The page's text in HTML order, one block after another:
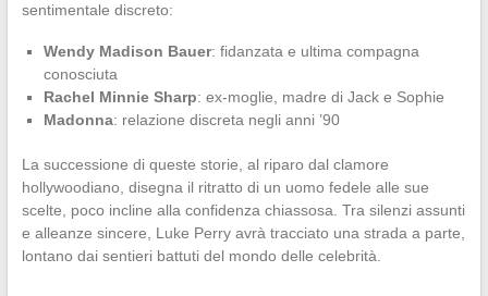
sentimentale discreto:
Wendy Madison Bauer: fidanzata e ultima compagna
conosciuta
Rachel Minnie Sharp: ex-moglie, madre di Jack e Sophie
Madonna: relazione discreta negli anni ’90
La successione di queste storie, al riparo dal clamore
hollywoodiano, disegna il ritratto di un uomo fedele alle sue
scelte, poco incline alla confidenza chiassosa. Tra silenzi assunti
e alleanze sincere, Luke Perry avrà tracciato una strada a parte,
lontano dai sentieri battuti del mondo delle celebrità.